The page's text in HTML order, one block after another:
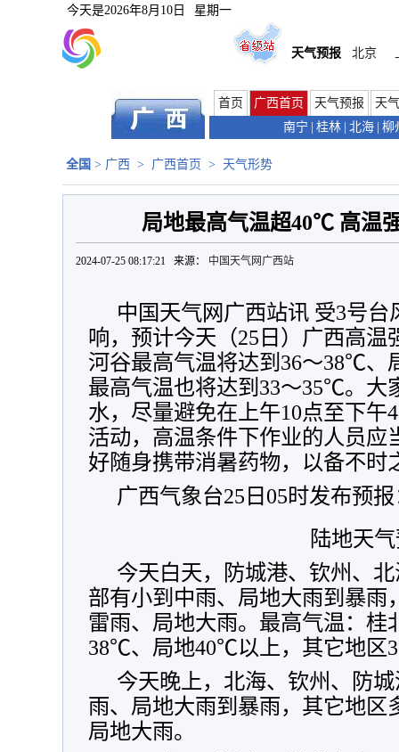
今天是2026年8月10日 星期一
天气预报 北京
首页 广西首页 天气预报
天
南宁
桂林 北海 柳
全国 > 广西 > 广西首页 > 天气形势
局地最高气温超40℃ 高温
2024-07-25 08:17:21 来源： 中国天气网广西站
中国天气网广西站讯 受3号台
响，预计今天（25日）广西高温
河谷最高气温将达到36～38℃
最高气温也将达到33～35℃。 大
水，尽量避免在上午10点至下午
活动，高温条件下作业的人员应
好随身携带消暑药物，以备不时
广西气象台25日05时发布预
陆地天
今天白天，防城港、钦州、
部有小到中雨、局地大雨到暴雨
雷雨、局地大雨。最高气温：桂
38℃、局地40℃以上，其它地区
今天晚上，北海、钦州、防
雨、局地大雨到暴雨，其它地区
局地大雨。